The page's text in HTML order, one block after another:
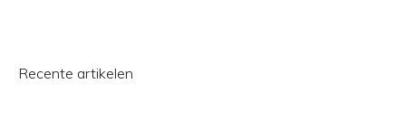
Recente artikelen